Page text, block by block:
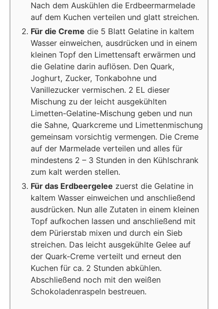
Nach dem Auskühlen die Erdbeermarmelade
auf dem Kuchen verteilen und glatt streichen.
Für die Creme die 5 Blatt Gelatine in kaltem
Wasser einweichen, ausdrücken und in einem
kleinen Topf den Limettensaft erwärmen und
die Gelatine darin auflösen. Den Quark,
Joghurt, Zucker, Tonkabohne und
Vanillezucker vermischen. 2 EL dieser
Mischung zu der leicht ausgekühlten
Limetten-Gelatine-Mischung geben und nun
die Sahne, Quarkcreme und Limettenmischung
gemeinsam vorsichtig vermengen. Die Creme
auf der Marmelade verteilen und alles für
mindestens 2 – 3 Stunden in den Kühlschrank
zum kalt werden stellen.
Für das Erdbeergelee zuerst die Gelatine in
kaltem Wasser einweichen und anschließend
ausdrücken. Nun alle Zutaten in einem kleinen
Topf aufkochen lassen und anschließend mit
dem Pürierstab mixen und durch ein Sieb
streichen. Das leicht ausgekühlte Gelee auf
der Quark-Creme verteilt und erneut den
Kuchen für ca. 2 Stunden abkühlen.
Abschließend noch mit den weißen
Schokoladenraspeln bestreuen.